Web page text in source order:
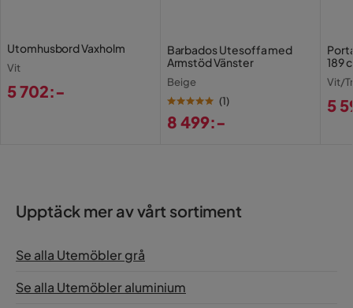
Utomhusbord Vaxholm
Vit
5 702:-
Barbados Utesoffa med
Armstöd Vänster
Beige
(1)
8 499:-
189
Vit/
5
Upptäck mer av vårt sortiment
Se alla Utemöbler grå
Se alla Utemöbler aluminium